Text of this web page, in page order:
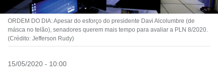
ORDEM DO DIA: Apesar do esforço do presidente Davi Alcolumbre (de
másca no telão), senadores querem mais tempo para avaliar a PLN 8/2020.
(Crédito: Jefferson Rudy)
15/05/2020 - 10:00